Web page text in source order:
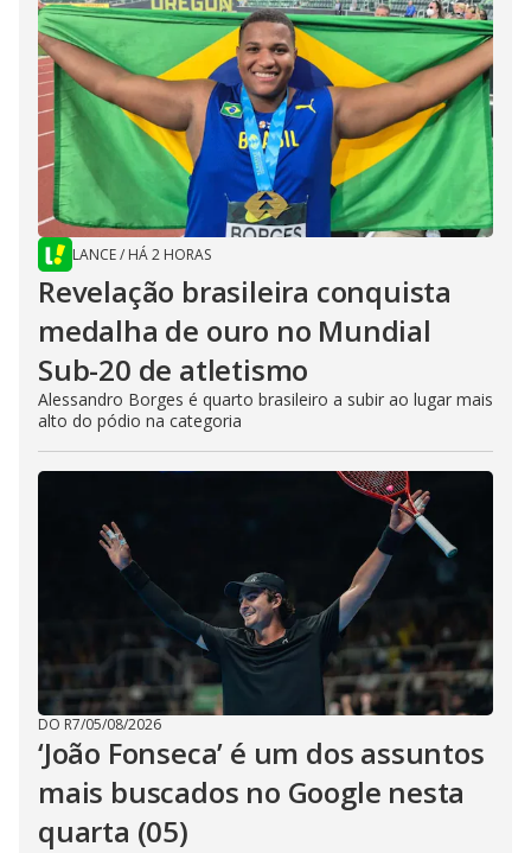
LANCE/ HÁ 2 HORAS
Revelação brasileira conquista
medalha de ouro no Mundial
Sub-20 de atletismo
Alessandro Borges é quarto brasileiro a subir ao lugar mais
alto do pódio na categoria
DO R7/05/08/2026
‘João Fonseca’ é um dos assuntos
mais buscados no Google nesta
quarta (05)